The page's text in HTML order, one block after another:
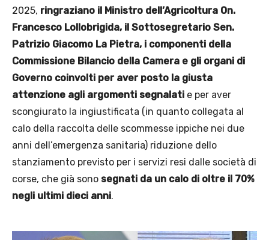
2025, ringraziano il Ministro dell’Agricoltura On.
Francesco Lollobrigida, il Sottosegretario Sen.
Patrizio Giacomo La Pietra, i componenti della
Commissione Bilancio della Camera e gli organi di
Governo coinvolti per aver posto la giusta
attenzione agli argomenti segnalati e per aver
scongiurato la ingiustificata (in quanto collegata al
calo della raccolta delle scommesse ippiche nei due
anni dell’emergenza sanitaria) riduzione dello
stanziamento previsto per i servizi resi dalle società di
corse, che già sono segnati da un calo di oltre il 70%
negli ultimi dieci anni.